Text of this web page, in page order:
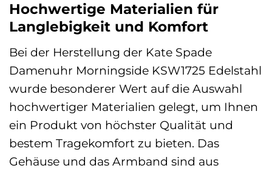
Hochwertige Materialien für
Langlebigkeit und Komfort
Bei der Herstellung der Kate Spade
Damenuhr Morningside KSW1725 Edelstahl
wurde besonderer Wert auf die Auswahl
hochwertiger Materialien gelegt, um Ihnen
ein Produkt von höchster Qualität und
bestem Tragekomfort zu bieten. Das
Gehäuse und das Armband sind aus